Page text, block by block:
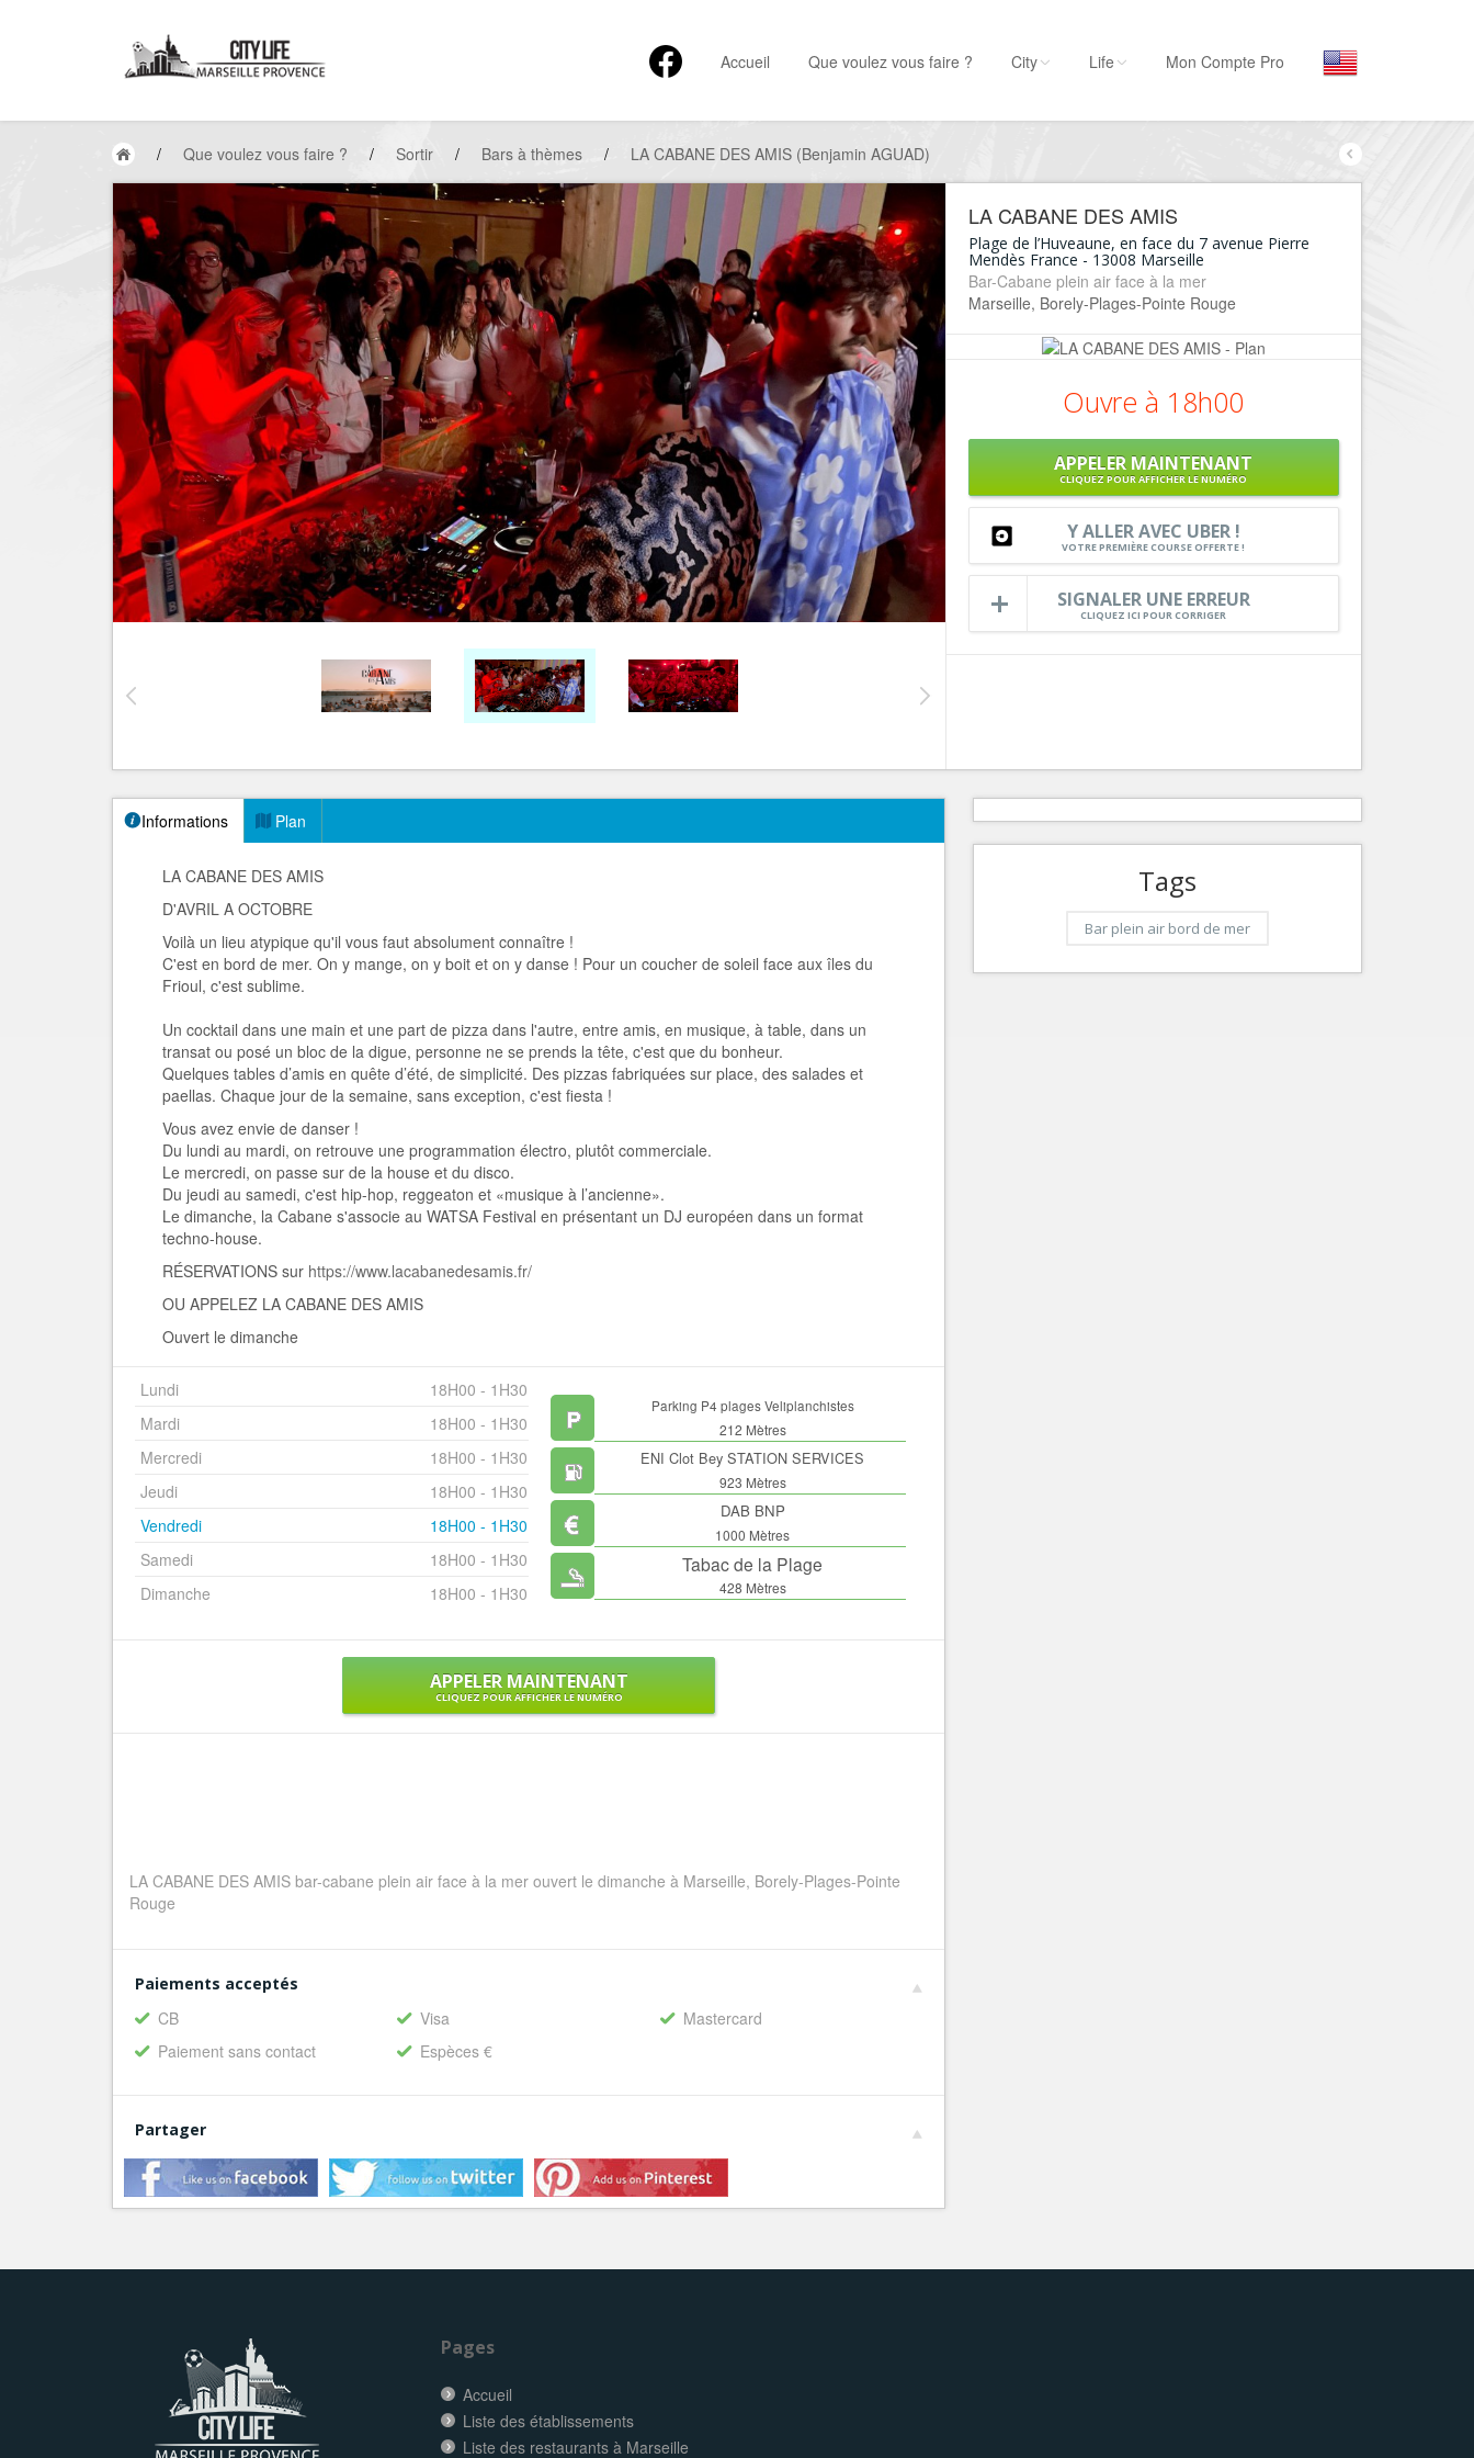
Accueil Que voulez vous faire ?
Restaurants, ...
Loisirs
City Life Mon Compte Pro
/ Que voulez vous faire ? / Sortir / Bars à thèmes / LA CABANE DES AMIS (Benjamin AGUAD)
LA CABANE DES AMIS
Plage de l’Huveaune, en face du 7 avenue Pierre
Mendès France - 13008 Marseille
Bar-Cabane plein air face à la mer
Marseille, Borely-Plages-Pointe Rouge
Ouvre à 18h00
APPELER MAINTENANT
CLIQUEZ POUR AFFICHER LE NUMÉRO
Y ALLER AVEC UBER !
VOTRE PREMIÈRE COURSE OFFERTE !
SIGNALER UNE ERREUR
CLIQUEZ ICI POUR CORRIGER
Informations Plan
LA CABANE DES AMIS
D'AVRIL A OCTOBRE
Voilà un lieu atypique qu'il vous faut absolument connaître !
C'est en bord de mer. On y mange, on y boit et on y danse ! Pour un coucher de soleil face aux îles du
Frioul, c'est sublime.
Un cocktail dans une main et une part de pizza dans l'autre, entre amis, en musique, à table, dans un
transat ou posé un bloc de la digue, personne ne se prends la tête, c'est que du bonheur.
Quelques tables d’amis en quête d’été, de simplicité. Des pizzas fabriquées sur place, des salades et
paellas. Chaque jour de la semaine, sans exception, c'est fiesta !
Vous avez envie de danser !
Du lundi au mardi, on retrouve une programmation électro, plutôt commerciale.
Le mercredi, on passe sur de la house et du disco.
Du jeudi au samedi, c'est hip-hop, reggeaton et «musique à l’ancienne».
Le dimanche, la Cabane s'associe au WATSA Festival en présentant un DJ européen dans un format
techno-house.
RÉSERVATIONS sur https://www.lacabanedesamis.fr/
OU APPELEZ LA CABANE DES AMIS
Ouvert le dimanche
Lundi
18H00 - 1H30
Mardi
18H00 - 1H30
Mercredi
18H00 - 1H30
Jeudi
18H00 - 1H30
Vendredi
18H00 - 1H30
Samedi
18H00 - 1H30
Dimanche
18H00 - 1H30
Parking P4 plages Veliplanchistes
212 Mètres
ENI Clot Bey STATION SERVICES
923 Mètres
DAB BNP
1000 Mètres
Tabac de la Plage
428 Mètres
APPELER MAINTENANT
CLIQUEZ POUR AFFICHER LE NUMÉRO
LA CABANE DES AMIS bar-cabane plein air face à la mer ouvert le dimanche à Marseille, Borely-Plages-Pointe
Rouge
Paiements acceptés
CB Visa
Mastercard
Paiement sans contact
Espèces €
Partager
Tags
Bar plein air bord de mer
Pages
Accueil
Liste des établissements
Liste des restaurants à Marseille